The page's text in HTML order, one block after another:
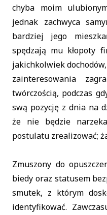
chyba moim
jednak zachwyca
bardziej jego
spędzają mu kłopoty
jakichkolwiek
zainteresowania
twórczością, podczas
swą pozycję z dnia na
że nie będzie
postulatu zrealizować;
Zmuszony do
biedy oraz statusem
smutek, z którym
identyfikować.